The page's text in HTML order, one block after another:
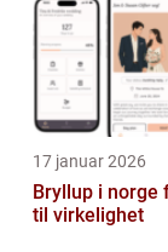
17 januar 2026
Bryllup i norge fra drøm
til virkelighet